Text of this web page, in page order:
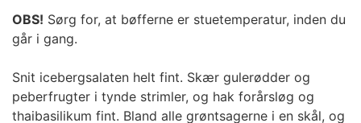
OBS! Sørg for, at bøfferne er stuetemperatur, inden du
går i gang.
Snit icebergsalaten helt fint. Skær gulerødder og
peberfrugter i tynde strimler, og hak forårsløg og
thaibasilikum fint. Bland alle grøntsagerne i en skål, og